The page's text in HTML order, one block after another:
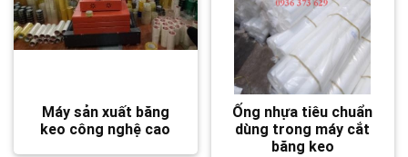
Máy sản xuất băng
keo công nghệ cao
Ống nhựa tiêu chuẩn
dùng trong máy cắt
băng keo